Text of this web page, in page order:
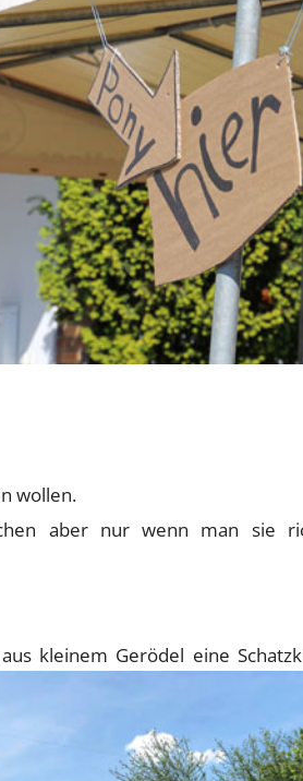
wollen.
aber nur wenn man sie
kleinem Gerödel eine